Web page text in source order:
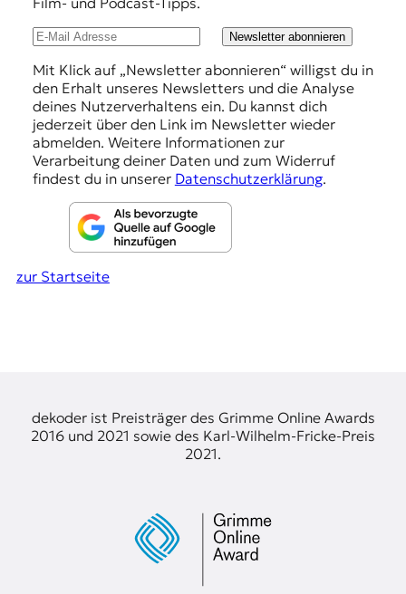
Newsletter abonnieren
Mit Klick auf „Newsletter abonnieren“ willigst du in
den Erhalt unseres Newsletters und die Analyse
deines Nutzerverhaltens ein. Du kannst dich
jederzeit über den Link im Newsletter wieder
abmelden. Weitere Informationen zur
Verarbeitung deiner Daten und zum Widerruf
findest du in unserer Datenschutzerklärung.
zur Startseite
dekoder ist Preisträger des Grimme Online Awards
2016 und 2021 sowie des Karl-Wilhelm-Fricke-Preis
2021.